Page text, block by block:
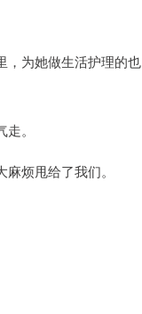
，为她做生活护理的也
。
烦甩给了我们。